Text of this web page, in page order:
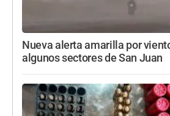
Nueva alerta amarilla por
algunos sectores de San Juan